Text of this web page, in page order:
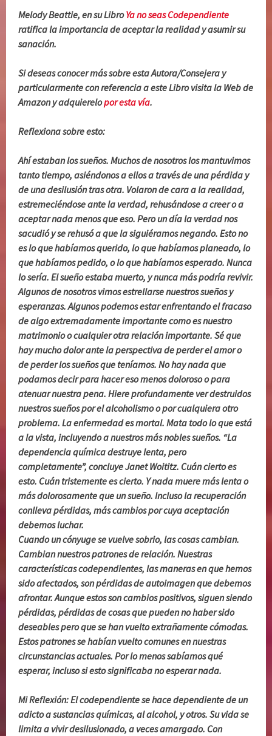
Melody Beattie, en su LibroYa no seas Codependiente
ratifica la importancia de aceptar la realidad y asumir su
sanación.
Si deseas conocer más sobre esta Autora/Consejera y
particularmente con referencia a este Libro visita la Web de
Amazon y adquierelopor esta vía.
Reflexiona sobre esto:
Ahí estaban los sueños. Muchos de nosotros los mantuvimos
tanto tiempo, asiéndonos a ellos a través de una pérdida y
de una desilusión tras otra. Volaron de cara a la realidad,
estremeciéndose ante la verdad, rehusándose a creer o a
aceptar nada menos que eso. Pero un día la verdad nos
sacudió y se rehusó a que la siguiéramos negando. Esto no
es lo que habíamos querido, lo que habíamos planeado, lo
que habíamos pedido, o lo que habíamos esperado. Nunca
lo sería. El sueño estaba muerto, y nunca más podría revivir.
Algunos de nosotros vimos estrellarse nuestros sueños y
esperanzas. Algunos podemos estar enfrentando el fracaso
de algo extremadamente importante como es nuestro
matrimonio o cualquier otra relación importante. Sé que
hay mucho dolor ante la perspectiva de perder el amor o
de perder los sueños que teníamos. No hay nada que
podamos decir para hacer eso menos doloroso o para
atenuar nuestra pena. Hiere profundamente ver destruidos
nuestros sueños por el alcoholismo o por cualquiera otro
problema. La enfermedad es mortal. Mata todo lo que está
a la vista, incluyendo a nuestros más nobles sueños. “La
dependencia química destruye lenta, pero
completamente”, concluye Janet Woititz. Cuán cierto es
esto. Cuán tristemente es cierto. Y nada muere más lenta o
más dolorosamente que un sueño. Incluso la recuperación
conlleva pérdidas, más cambios por cuya aceptación
debemos luchar.
Cuando un cónyuge se vuelve sobrio, las cosas cambian.
Cambian nuestros patrones de relación. Nuestras
características codependientes, las maneras en que hemos
sido afectados, son pérdidas de autoimagen que debemos
afrontar. Aunque estos son cambios positivos, siguen siendo
pérdidas, pérdidas de cosas que pueden no haber sido
deseables pero que se han vuelto extrañamente cómodas.
Estos patrones se habían vuelto comunes en nuestras
circunstancias actuales. Por lo menos sabíamos qué
esperar, incluso si esto significaba no esperar nada.
Mi Reflexión: El codependiente se hace dependiente de un
adicto a sustancias químicas, al alcohol, y otros. Su vida se
limita a vivir desilusionado, a veces amargado. Con